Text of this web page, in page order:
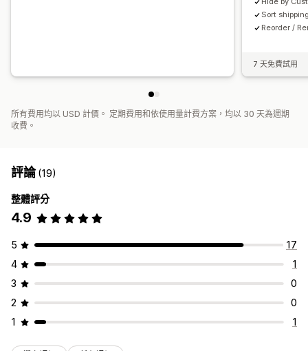
Sort
Reorder /
7 天免費試用
所有費用均以 USD 計價。 定期費用和依使用量計費方案，均以 30 天為週期
收費。
評論(19)
整體評分
4.9
5
17
4
1
3
0
2
0
1
1